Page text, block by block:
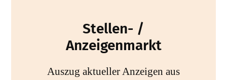
Stellen- /
Anzeigenmarkt
Auszug aktueller Anzeigen aus